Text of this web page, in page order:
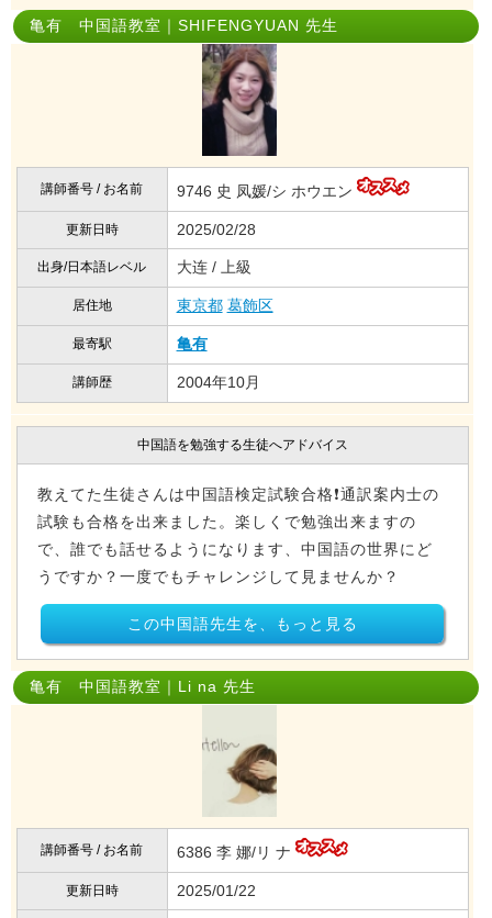
亀有 中国語教室｜SHIFENGYUAN 先生
講師番号 / お名前 9746 史 凤媛/シ ホウエン
更新日時 2025/02/28
出身/日本語レベル 大连 / 上級
居住地 東京都 葛飾区
最寄駅 亀有
講師歴 2004年10月
中国語を勉強する生徒へアドバイス
教えてた生徒さんは中国語検定試験合格❗️通訳案内士の
試験も合格を出来ました。楽しくで勉強出来ますの
で、誰でも話せるようになります、中国語の世界にど
うですか？一度でもチャレンジして見ませんか？
この中国語先生を、もっと見る
亀有 中国語教室｜Li na 先生
講師番号 / お名前 6386 李 娜/リ ナ
更新日時 2025/01/22